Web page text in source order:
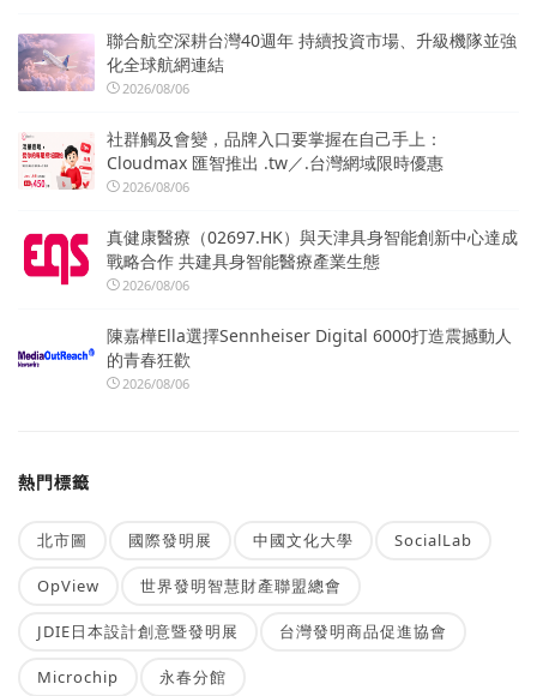
聯合航空深耕台灣40週年 持續投資市場、升級機隊並強
化全球航網連結
2026/08/06
社群觸及會變，品牌入口要掌握在自己手上：
Cloudmax 匯智推出 .tw／.台灣網域限時優惠
2026/08/06
真健康醫療（02697.HK）與天津具身智能創新中心達成
戰略合作 共建具身智能醫療產業生態
2026/08/06
陳嘉樺Ella選擇Sennheiser Digital 6000打造震撼動人
的青春狂歡
2026/08/06
熱門標籤
北市圖 國際發明展 中國文化大學 SocialLab
OpView 世界發明智慧財產聯盟總會
JDIE日本設計創意暨發明展 台灣發明商品促進協會
Microchip 永春分館